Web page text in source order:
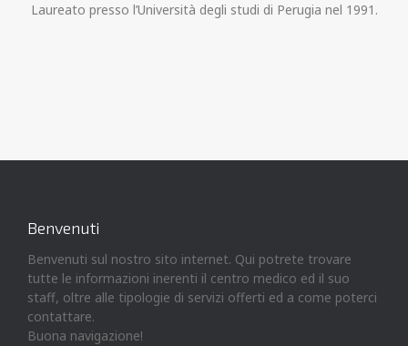
Laureato presso l’Università degli studi di Perugia nel 1991.
Benvenuti
Benvenuti sul nostro sito internet. Qui potrete trovare
tutte le informazioni inerenti il centro medico ed il suo
staff, oltre alle tipologie di servizi offerti ed a come poterci
contattare.
Buona navigazione!